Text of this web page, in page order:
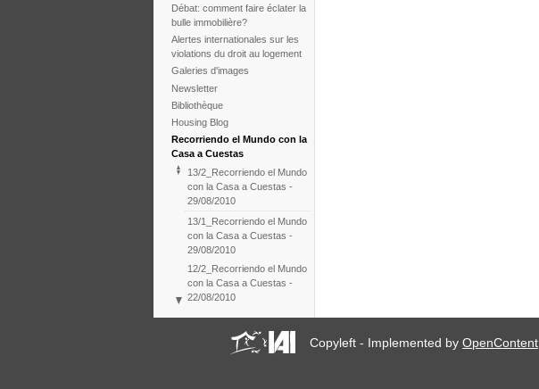
Débat: comment faire éclater la
bulle immobilière?
Alertes internationales sur les
violations du droit au logement
Galeries d'images
Newsletter
Bibliothèque
Housing Blog
Recorriendo el Mundo con la
Casa a Cuestas
13/2_Recorriendo el Mundo
con la Casa a Cuestas -
29/08/2010
13/1_Recorriendo el Mundo
con la Casa a Cuestas -
29/08/2010
12/2_Recorriendo el Mundo
con la Casa a Cuestas -
22/08/2010
12/1_Recorriendo el Mundo
con la Casa a Cuestas -
Copyleft - Implemented byOpenContent